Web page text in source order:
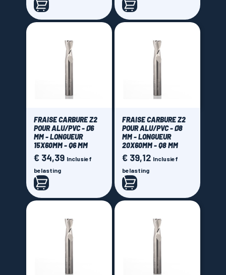
FRAISE CARBURE Z2
POUR ALU/PVC - Ø6
MM - LONGUEUR
15X60MM - Q6 MM
Prijs
€ 34,39 Inclusief
belasting
FRAISE CARBURE Z2
POUR ALU/PVC - Ø8
MM - LONGUEUR
20X60MM - Q8 MM
Prijs
€ 39,12 Inclusief
belasting